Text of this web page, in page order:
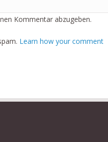
Kommentar abzugeben.
Learn how your comment